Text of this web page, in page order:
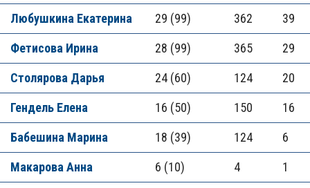
Любушкина Екатерина 29 (99) 362 39
Фетисова Ирина 28 (99) 365 29
Столярова Дарья 24 (60) 124 20
Гендель Елена 16 (50) 150 16
Бабешина Марина 18 (39) 124 6
Макарова Анна 6 (10) 4 1